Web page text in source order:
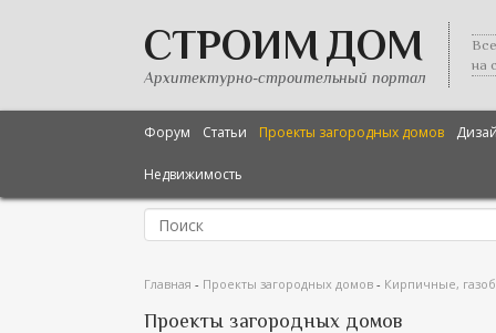
СТРОИМ ДОМ
Архитектурно-строительный портал
на
Форум Статьи Проекты загородных домов
Недвижимость
Главная - Проекты загородных домов - Кирпичные,
Проекты загородных домов